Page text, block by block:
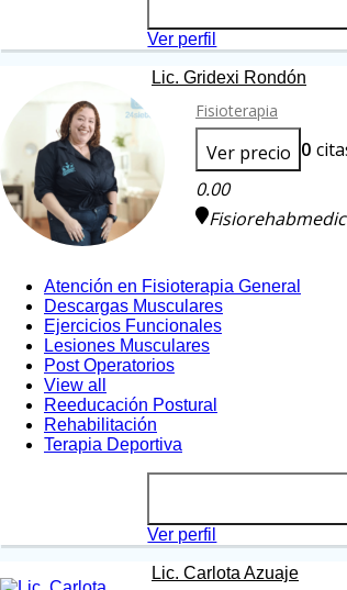
Ver perfil
Lic. Gridexi Rondón
Fisioterapia
Ver precio 0
0.00
Fisiorehabmedic
Atención en Fisioterapia General
Descargas Musculares
Ejercicios Funcionales
Lesiones Musculares
Post Operatorios
View all
Reeducación Postural
Rehabilitación
Terapia Deportiva
Ver perfil
Lic. Carlota Azuaje